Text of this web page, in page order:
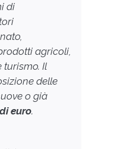
di
agricoli,
turismo. Il
delle
o già
euro.